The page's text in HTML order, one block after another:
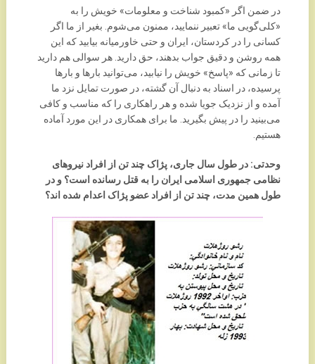
در ضمن اگر «کمبود شناخت و معلومات» خویش را به
«کلی‌گویی ما»‌ تعبیر ننمایید، ممنون می‌شوم. بغیر از ما اگر
کسانی را در کردستان، ایران و حتی خاورمیانه بیابید که این
همه روشن و دقیق جواب بدهند، حق دارید. هر سوالی هم دارید
تا زمانی که «پاسخ» خویش را نیابید، می‌توانید بارها و بارها
پرسیده، در اسناد به دنبال آن گشته، در صورت تمایل نزد ما
آمده و از نزدیک جویا شده و هر راهکاری را که مناسب و کافی
می‌بینید را در پیش بگیرید. ما برای همکاری در این مورد آماده
هستیم.
وحدتی: در طول سال جاری، پژاک چند تن از افراد نیروهای
نظامی جمهوری اسلامی ایران را به قتل رسانده است؟ و در
طول همین مدت، چند تن از افراد عضو پژاک اعدام شده اند؟